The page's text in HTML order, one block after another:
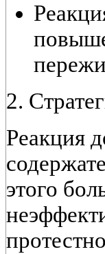
2.
Реакция
этого